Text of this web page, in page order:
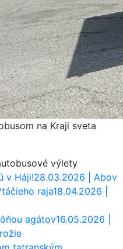
na Kraji sveta
výlety
v Háji!28.03.2026 | Abov
raja18.04.2026 |
agátov16.05.2026 |